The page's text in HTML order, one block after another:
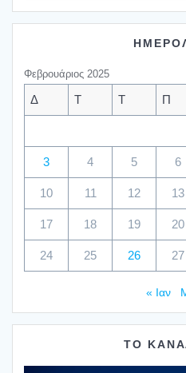
Φεβρουάριος 2025
Δ Τ Τ Π
3 4 5 6
10 11 12 13
17 18 19 20
24 25 26 27
« Ιαν
ΤΟ